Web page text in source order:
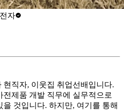
자
현직자, 이웃집 취업선배입니다.
전제품 개발 직무에 실무적으로
을 것입니다. 하지만, 여기를 통해